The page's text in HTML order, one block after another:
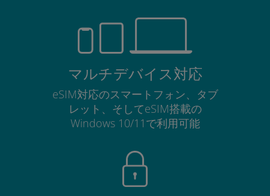
マルチデバイス対応
eSIM対応のスマートフォン、タブ
レット、そしてeSIM搭載の
Windows 10/11で利用可能